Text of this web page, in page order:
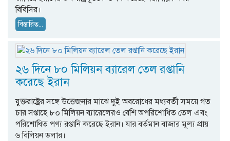
বিবিসির।
বিস্তারিত...
২৬ দিনে ৮০ মিলিয়ন ব্যারেল তেল রপ্তানি
করেছে ইরান
যুক্তরাষ্ট্রের সঙ্গে উত্তেজনার মাঝে দুই অবরোধের মধ্যবর্তী সময়ে গত
চার সপ্তাহে ৮০ মিলিয়ন ব্যারেলেরও বেশি অপরিশোধিত তেল এবং
পরিশোধিত পণ্য রপ্তানি করেছে ইরান। যার বর্তমান বাজার মূল্য প্রায়
৬ বিলিয়ন ডলার।